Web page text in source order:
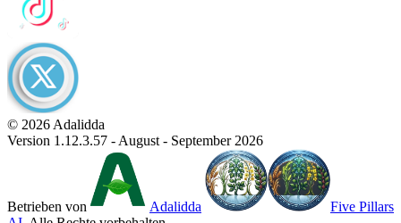
© 2026 Adalidda
Version 1.12.3.57 - August - September 2026
Betrieben von Adalidda
Five Pillars